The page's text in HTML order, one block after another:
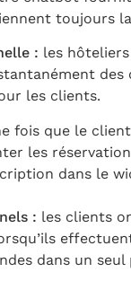
toujours
: les
les clients.
fois que le
les
dans le
: les clients
dans un seul